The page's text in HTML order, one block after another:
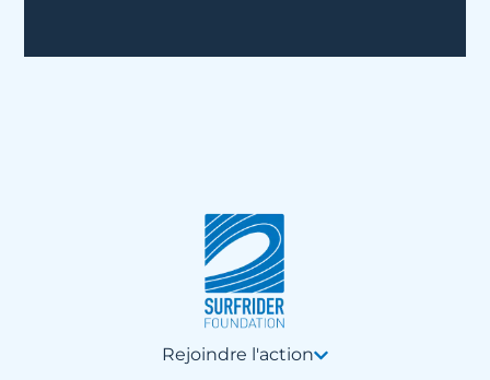
Rejoindre l'action